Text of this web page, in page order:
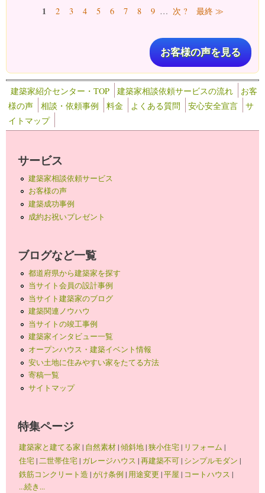
ページ1 2 3 4 5 6 7 8 9 … 次 ? 最終 ≫
お客様の声を見る
建築家紹介センター・TOP 建築家相談依頼サービスの流れ
お客
様の声
相談・依頼事例 料金 よくある質問 安心安全宣言
サ
イトマップ
サービス
建築家相談依頼サービス
お客様の声
建築成功事例
成約お祝いプレゼント
ブログなど一覧
都道府県から建築家を探す
当サイト会員の設計事例
当サイト建築家のブログ
建築関連ノウハウ
当サイトの竣工事例
建築家インタビュー一覧
オープンハウス・建築イベント情報
安い土地に住みやすい家をたてる方法
寄稿一覧
サイトマップ
特集ページ
建築家と建てる家 | 自然素材|傾斜地|狭小住宅| リフォーム |
住宅|二世帯住宅| ガレージハウス |再建築不可| シンプルモダン |
鉄筋コンクリート造 |がけ条例 | 用途変更 |平屋 | コートハウス |
...続き...